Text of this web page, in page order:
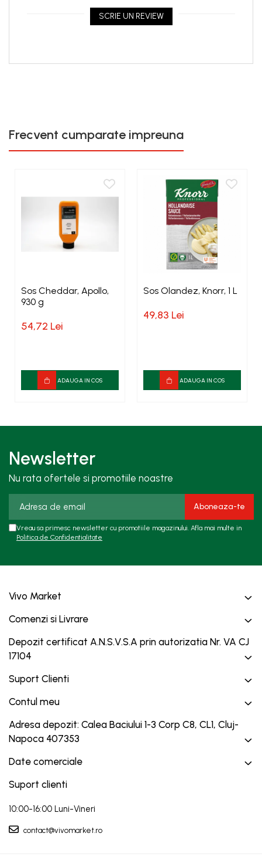
SCRIE UN REVIEW
Frecvent cumparate impreuna
Sos Cheddar, Apollo,
930 g
54,72 Lei
ADAUGA IN COS
Sos Olandez, Knorr, 1 L
49,83 Lei
ADAUGA IN COS
Newsletter
Nu rata ofertele si promotiile noastre
Vreau sa primesc newsletter cu promotiile magazinului. Afla mai multe in
Politica de Confidentialitate
Vivo Market
Comenzi si Livrare
Depozit certificat A.N.S.V.S.A prin autorizatia Nr. VA CJ
17104
Suport Clienti
Contul meu
Adresa depozit: Calea Baciului 1-3 Corp C8, CL1, Cluj-
Napoca 407353
Date comerciale
Suport clienti
10:00-16:00 Luni-Vineri
contact@vivomarket.ro